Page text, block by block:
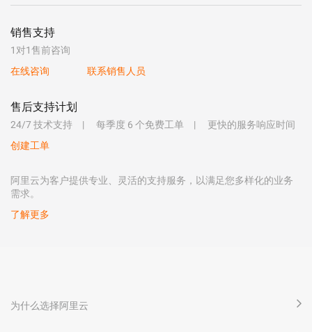
销售支持
1对1售前咨询
在线咨询
联系销售人员
售后支持计划
24/7 技术支持 每季度 6 个免费工单
更快的服务响应时间
创建工单
阿里云为客户提供专业、灵活的支持服务，以满足您多样化的业务
需求。
了解更多
为什么选择阿里云